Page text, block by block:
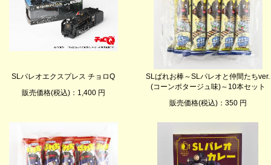
SLパレオエクスプレス チョロQ
販売価格(税込)：1,400 円
SLぱれお棒～SLパレオと仲間たちver.
(コーンポタージュ味)～10本セット
販売価格(税込)：350 円